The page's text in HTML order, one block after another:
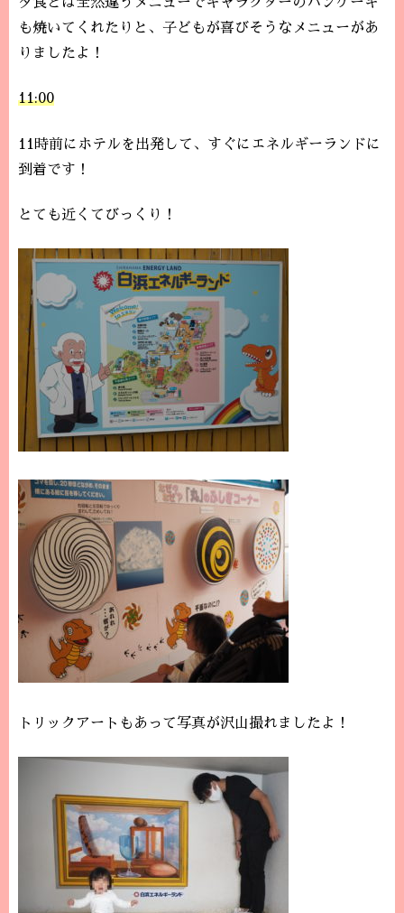
も焼いてくれたりと、子どもが喜びそうなメニューがあ
りましたよ！
11:00
11時前にホテルを出発して、すぐにエネルギーランドに
到着です！
とても近くてびっくり！
トリックアートもあって写真が沢山撮れましたよ！